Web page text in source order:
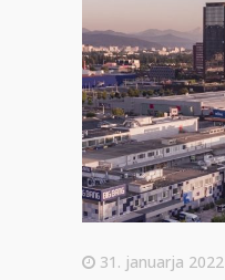
31. januarja 2022